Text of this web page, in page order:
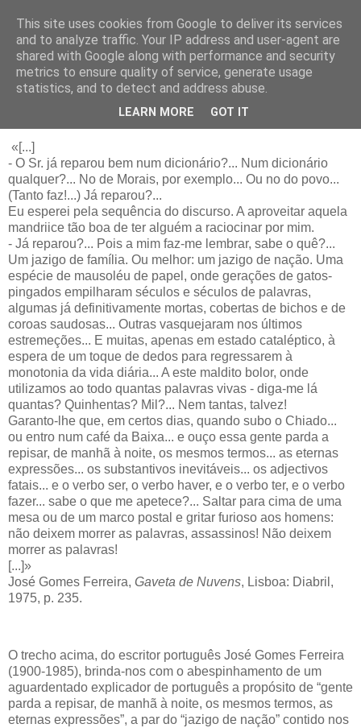
Blogue da Priberam
terça-feira, 8 de abril de 2025
16.º aniversário da “Palavra do dia”
«[...]
- O Sr. já reparou bem num dicionário?... Num dicionário
qualquer?... No de Morais, por exemplo... Ou no do povo...
(Tanto faz!...) Já reparou?...
Eu esperei pela sequência do discurso. A aproveitar aquela
mandriice tão boa de ter alguém a raciocinar por mim.
- Já reparou?... Pois a mim faz-me lembrar, sabe o quê?...
Um jazigo de família. Ou melhor: um jazigo de nação. Uma
espécie de mausoléu de papel, onde gerações de gatos-
pingados empilharam séculos e séculos de palavras,
algumas já definitivamente mortas, cobertas de bichos e de
coroas saudosas... Outras vasquejaram nos últimos
estremeções... E muitas, apenas em estado cataléptico, à
espera de um toque de dedos para regressarem à
monotonia da vida diária... A este maldito bolor, onde
utilizamos ao todo quantas palavras vivas - diga-me lá
quantas? Quinhentas? Mil?... Nem tantas, talvez!
Garanto-lhe que, em certos dias, quando subo o Chiado...
ou entro num café da Baixa... e ouço essa gente parda a
repisar, de manhã à noite, os mesmos termos... as eternas
expressões... os substantivos inevitáveis... os adjectivos
fatais... e o verbo ser, o verbo haver, e o verbo ter, e o verbo
fazer... sabe o que me apetece?... Saltar para cima de uma
mesa ou de um marco postal e gritar furioso aos homens:
não deixem morrer as palavras, assassinos! Não deixem
morrer as palavras!
[...]»
José Gomes Ferreira, Gaveta de Nuvens, Lisboa: Diabril,
1975, p. 235.
O trecho acima, do escritor português José Gomes Ferreira
(1900-1985), brinda-nos com o abespinhamento de um
aguardentado explicador de português a propósito de “gente
parda a repisar, de manhã à noite, os mesmos termos, as
eternas expressões”, a par do “jazigo de nação” contido nos
This site uses cookies from Google to deliver its services
and to analyze traffic. Your IP address and user-agent are
shared with Google along with performance and security
metrics to ensure quality of service, generate usage
statistics, and to detect and address abuse.
LEARN MORE GOT IT